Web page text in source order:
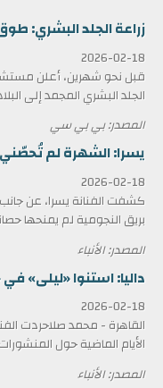
زراعة الجلد البشري:
2026-02-18
قبل نحو شهرين، أعلن
الجلد البشري المجمد إلى
المصدر: بي بي سي
يسرا: الشهرة لم
2026-02-18
كشفت الفنانة يسرا، عن
بريق النجومية لم يمنحها
المصدر: الأنباء
داليا: استنوا «ليلى»
2026-02-18
القاهرة - محمد صلاحردت
الأيام الماضية حول
المصدر: الأنباء